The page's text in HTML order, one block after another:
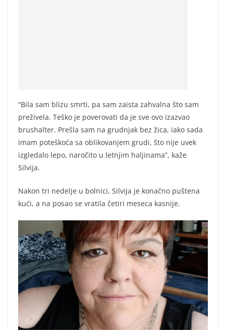
“Bila sam blizu smrti, pa sam zaista zahvalna što sam
preživela. Teško je poverovati da je sve ovo izazvao
brushalter. Prešla sam na grudnjak bez žica, iako sada
imam poteškoća sa oblikovanjem grudi, što nije uvek
izgledalo lepo, naročito u letnjim haljinama”, kaže
Silvija.
Nakon tri nedelje u bolnici, Silvija je konačno puštena
kući, a na posao se vratila četiri meseca kasnije.